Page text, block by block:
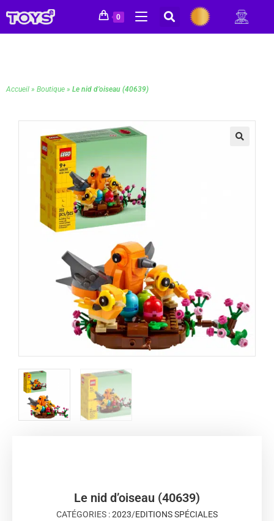
0
Accueil » Boutique » Le nid d’oiseau (40639)
Le nid d’oiseau (40639)
CATÉGORIES :2023/EDITIONS SPÉCIALES